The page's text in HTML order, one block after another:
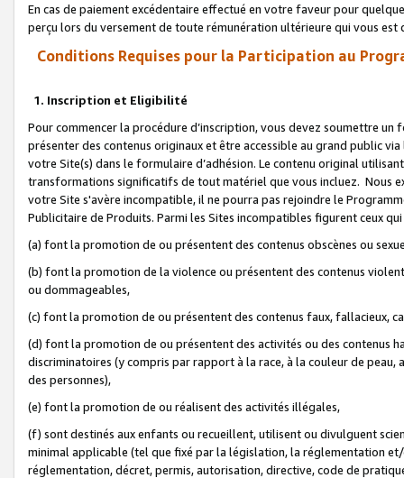
En cas de paiement excédentaire effectué en votre faveur pour
perçu lors du versement de toute rémunération ultérieure qui vous est
Conditions Requises pour la Participation au
1. Inscription et Eligibilité
Pour commencer la procédure d’inscription, vous devez soumettre
présenter des contenus originaux et être accessible au grand public
votre Site(s) dans le formulaire d’adhésion. Le contenu original
transformations significatifs de tout matériel que vous incluez. Nous
votre Site s'avère incompatible, il ne pourra pas rejoindre le
Publicitaire de Produits. Parmi les Sites incompatibles figurent ceux
(a) font la promotion de ou présentent des contenus obscènes ou
(b) font la promotion de la violence ou présentent des contenus
ou dommageables,
(c) font la promotion de ou présentent des contenus faux, fallacieux,
(d) font la promotion de ou présentent des activités ou des contenus
discriminatoires (y compris par rapport à la race, à la couleur de
des personnes),
(e) font la promotion de ou réalisent des activités illégales,
(f) sont destinés aux enfants ou recueillent, utilisent ou divulguent
minimal applicable (tel que fixé par la législation, la réglementation
réglementation, décret, permis, autorisation, directive, code de